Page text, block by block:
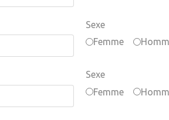
Sexe
Femme
Sexe
Femme